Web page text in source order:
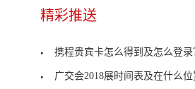
精彩推送
携程贵宾卡怎么得到及怎么登录？携
广交会2018展时间表及在什么位置 广